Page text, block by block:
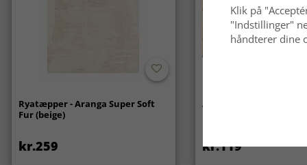
Ryatæpper - Aranga Super Soft
Fur (beige)
kr.259
Anti-slip/Skridsikker
kr.119
Klik på
"Indstillinger"
håndterer dine